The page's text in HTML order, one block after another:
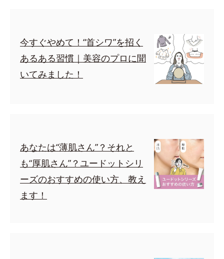
今すぐやめて！“首シワ”を招く
あるある習慣｜美容のプロに聞
いてみました！
あなたは“薄肌さん”？それと
も“厚肌さん”？ユードットシリ
ーズのおすすめの使い方、教え
ます！